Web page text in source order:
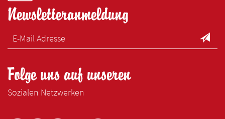
Newsletteranmeldung
Folge uns auf unseren
Sozialen Netzwerken